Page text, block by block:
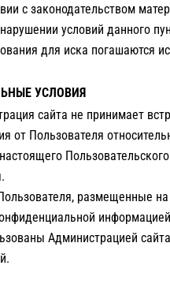
с законодательством
условий данного
для иска погашаются
УСЛОВИЯ
сайта не принимает
от Пользователя
Пользовательского
размещенные на
Администрацией